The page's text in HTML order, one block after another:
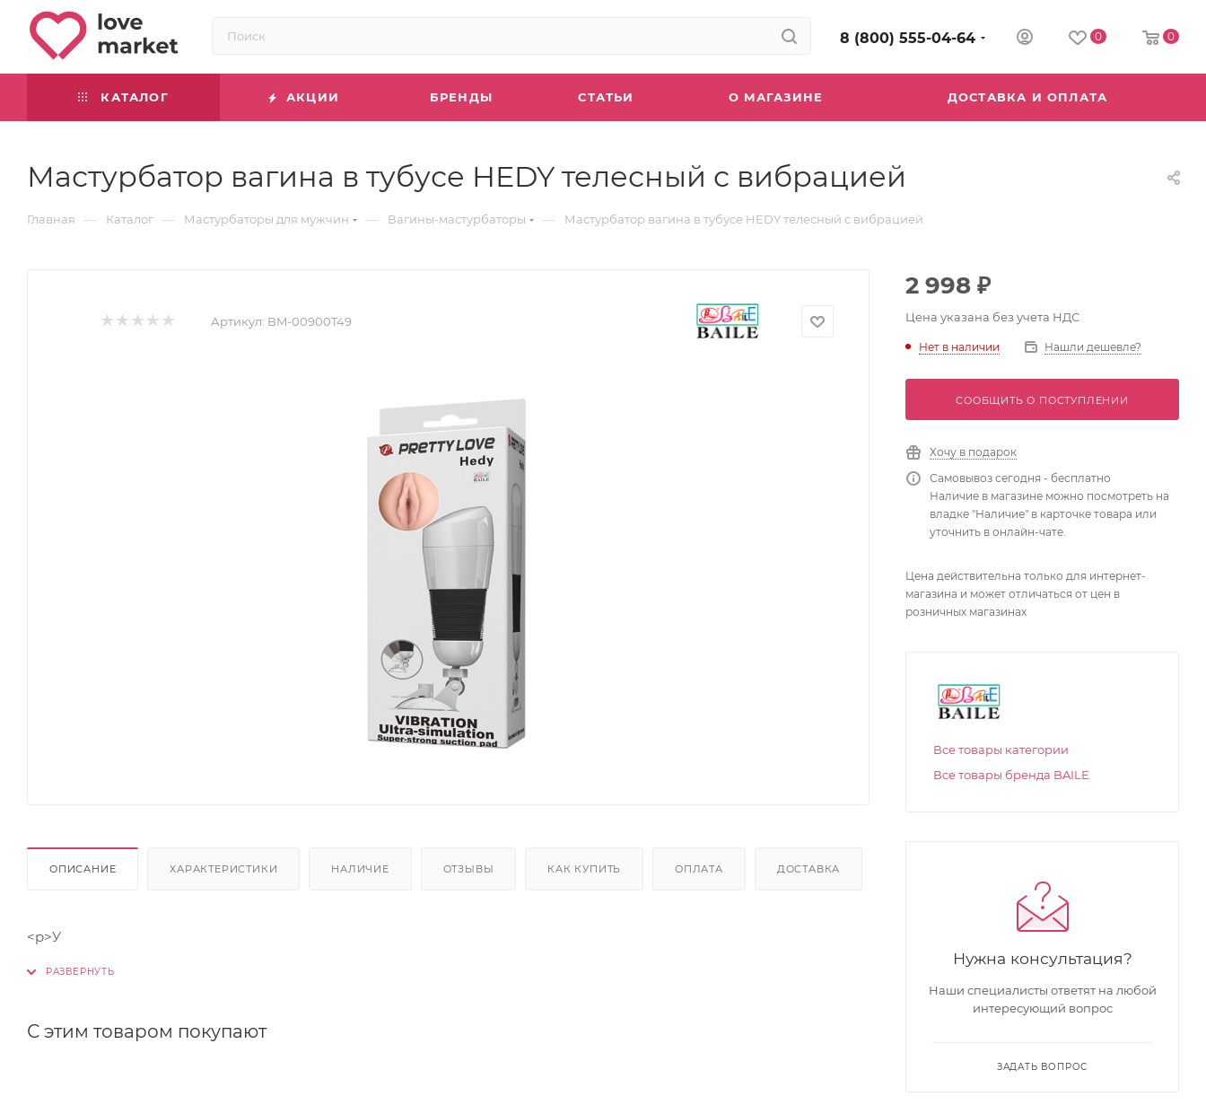
8 (800) 555-04-64 0 0
КАТАЛОГ АКЦИИ БРЕНДЫ СТАТЬИ О МАГАЗИНЕ ДОСТАВКА И ОПЛАТА
Мастурбатор вагина в тубусе HEDY телесный с вибрацией
Главная — Каталог — Мастурбаторы для мужчин — Вагины-мастурбаторы — Мастурбатор вагина в тубусе HEDY телесный с вибрацией
Артикул: BM-00900T49
ОПИСАНИЕ ХАРАКТЕРИСТИКИ НАЛИЧИЕ ОТЗЫВЫ КАК КУПИТЬ ОПЛАТА ДОСТАВКА
<p>У
С этим товаром покупают
2 998 ₽
Цена указана без учета НДС
Нет в наличии Нашли дешевле?
СООБЩИТЬ О ПОСТУПЛЕНИИ
Хочу в подарок
Самовывоз сегодня - бесплатно
Наличие в магазине можно посмотреть на
владке "Наличие" в карточке товара или
уточнить в онлайн-чате.
Цена действительна только для интернет-
магазина и может отличаться от цен в
розничных магазинах
Все товары категории
Все товары бренда BAILE
Нужна консультация?
Наши специалисты ответят на любой
интересующий вопрос
ЗАДАТЬ ВОПРОС